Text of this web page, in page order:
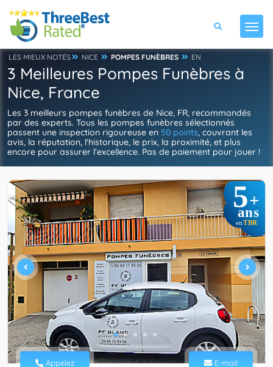
LES MIEUX NOTÉS NICE POMPES FUNÈBRES EN
3 Meilleures Pompes Funèbres à
Nice, France
Les 3 meilleurs pompes funèbres de Nice, FR, recommandés
par des experts. Tous les pompes funèbres sélectionnés
passent une inspection rigoureuse en 50 points, couvrant les
avis, la réputation, l'historique, le prix, la proximité, et plus
encore pour assurer l’excellence. Pas de paiement pour jouer !
5+
ans
en TBR
Appelez E-mail